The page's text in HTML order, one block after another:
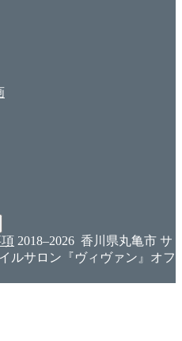
2018–2026 香川県丸亀市 サ
ルサロン『ヴィヴァン』オフ